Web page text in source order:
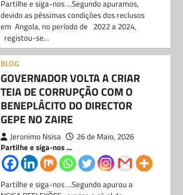
GEPE NO ZAIRE
Jeronimo Nsisa 26 de Maio, 2026
Partilhe e siga-nos ...
Partilhe e siga-nos …Segundo apurou a
NSISA REFLEXÕES, cresce o nível de
descontentamento generalizado dos técnicos
das administrações municipais nos…
JUIZ JOEL LEONARDO ACUSADO
DE AMEAÇAR MATAR A MÃE DO
FILHO POR EXIGIR OS DIREITOS
DA CRIANÇA